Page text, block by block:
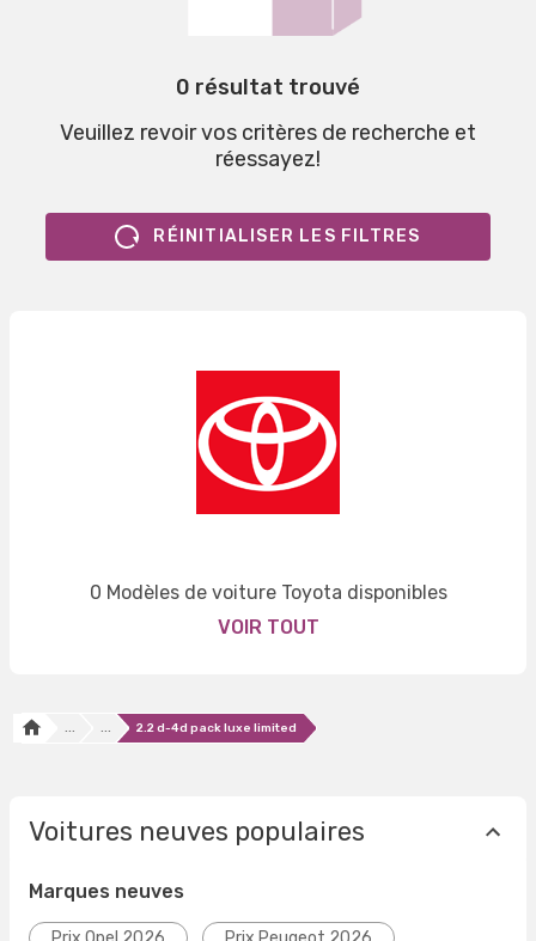
0 résultat trouvé
Veuillez revoir vos critères de recherche et
réessayez!
RÉINITIALISER LES FILTRES
0 Modèles de voiture Toyota disponibles
VOIR TOUT
... ... 2.2 d-4d pack luxe limited
Voitures neuves populaires
Marques neuves